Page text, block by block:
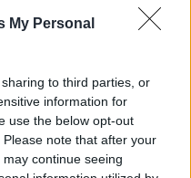
My Personal
to third parties, or
information for
use the below opt-out
note that after your
continue seeing
στο κέντρο της
του φώναζαν
ΣΉΜΕΡΑ
υψηλών ταχυτήτων το
έχασε τον έλεγχο και
πάνω σε κολονάκια.